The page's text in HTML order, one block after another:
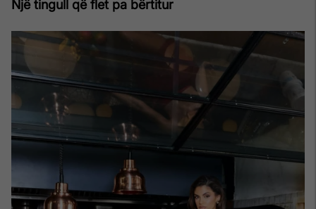
Një tingull që flet pa bërtitur